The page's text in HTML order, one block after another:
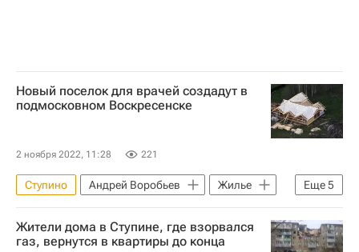
Новый поселок для врачей создадут в
подмосковном Воскресенске
2 ноября 2022, 11:28 221
Еще5
Ступино Андрей Воробьев
Жилье
Московская область (Подмосковье)
Новости Подмосковья
Жители дома в Ступине, где взорвался
газ, вернутся в квартиры до конца